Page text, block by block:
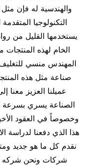
والهندسية له فإن
التكنولوجيا
يستخدمها القليل من
الخام لهذه المنتجات
صناعة مثل هذه
عميلنا العزيز
الصناعة يسري بسرعة
وخصوصاً في العقود
هذا الذي دفعنا لدراسة
نقدم كل ما هو جديد
شركات ونحن شركه